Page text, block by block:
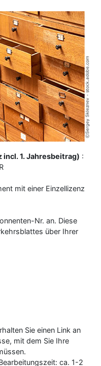
1. Jahresbeitrag) :
mit einer Einzellizenz
Nr. an. Diese
über Ihrer
Sie einen Link an
mit dem Sie Ihre
ca. 1-2